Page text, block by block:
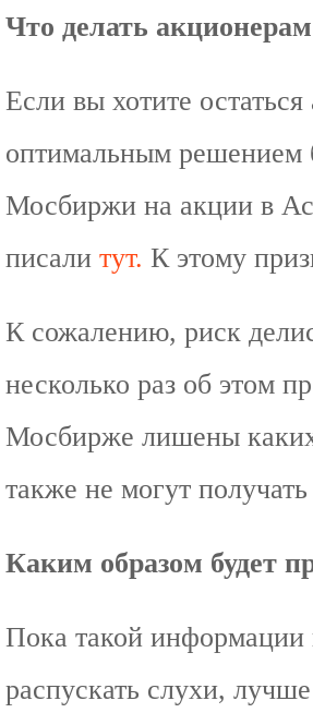
Что делать
Если вы хотите
оптимальным решением
Мосбиржи на акции в
писали тут. К этому
К сожалению, риск
несколько раз об этом
Мосбирже лишены
также не могут
Каким образом будет
Пока такой информации
распускать слухи,